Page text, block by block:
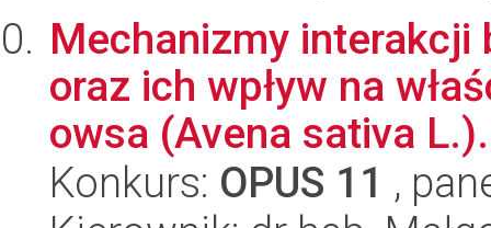
Mechanizmy interakcji
oraz ich wpływ na
owsa (Avena sativa
Konkurs: OPUS 11 ,